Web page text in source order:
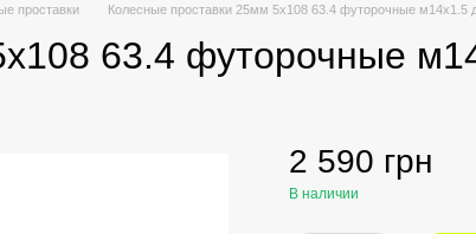
проставки Колесные проставки 25мм 5х108 63.4 футорочные м14х1.5
63.4 футорочные
2 590 грн
В наличии